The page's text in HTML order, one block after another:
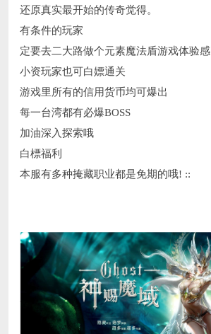
还原真实最开始的传奇觉得。
有条件的玩家
定要去二大路做个元素魔法盾游戏体验感
小资玩家也可白嫖通关
游戏里所有的信用货币均可爆出
每一台湾都有必爆BOSS
加油深入探索哦
白標福利
本服有多种掩藏职业都是免期的哦! ::